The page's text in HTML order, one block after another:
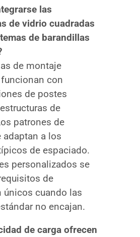
las
de vidrio cuadradas
de barandillas
de montaje
con
de postes
de
patrones de
adaptan a los
de espaciado.
personalizados se
de
únicos cuando las
no encajan.
de carga ofrecen